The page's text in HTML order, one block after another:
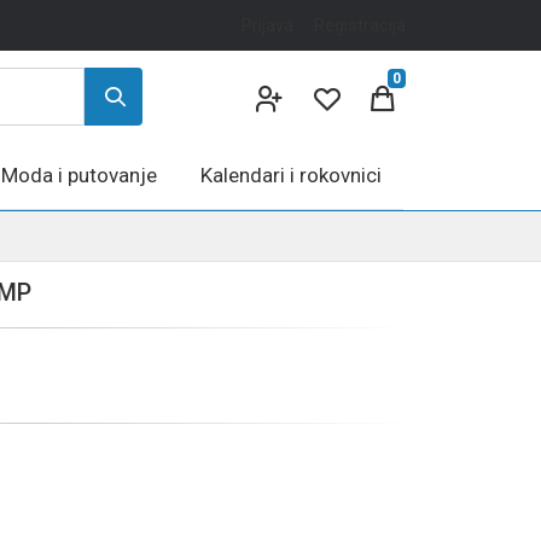
0
Moda i putovanje Kalendari i rokovnici